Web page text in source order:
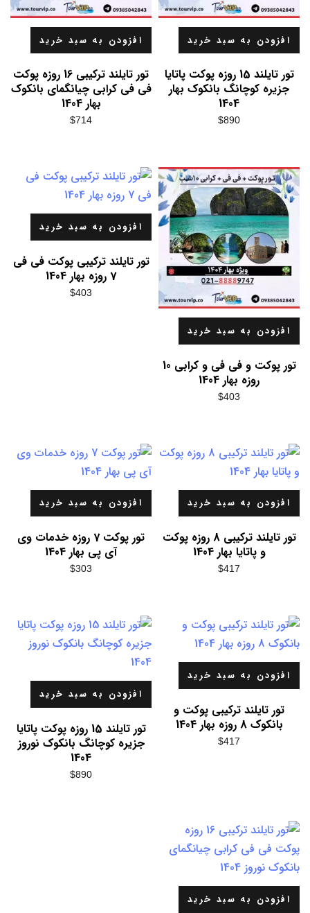
افزودن به سبد خرید
تور تایلند 15 روزه پوکت پاتایا
جزیره کوچانگ بانکوک بهار
1404
$890
افزودن به سبد خرید
تور تایلند ترکیبی 16 روزه پوکت
فی فی کرابی چیانگمای بانکوک
بهار 1404
$714
افزودن به سبد خرید
تور پوکت و فی فی و کرابی 10
روزه بهار 1404
$403
افزودن به سبد خرید
تور تایلند ترکیبی پوکت فی فی
7 روزه بهار 1404
$403
افزودن به سبد خرید
تور تایلند ترکیبی 8 روزه پوکت
و پاتایا بهار 1404
$417
افزودن به سبد خرید
تور پوکت 7 روزه خدمات وی
آی پی بهار 1404
$303
افزودن به سبد خرید
تور تایلند ترکیبی پوکت و
بانکوک 8 روزه بهار 1404
$417
افزودن به سبد خرید
تور تایلند 15 روزه پوکت پاتایا
جزیره کوچانگ بانکوک نوروز
1404
$890
افزودن به سبد خرید